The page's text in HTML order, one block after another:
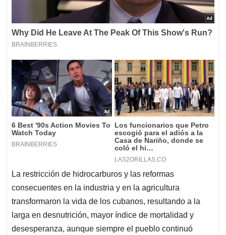
La restricción de hidrocarburos y las reformas
consecuentes en la industria y en la agricultura
transformaron la vida de los cubanos, resultando a la
larga en desnutrición, mayor índice de mortalidad y
desesperanza, aunque siempre el pueblo continuó